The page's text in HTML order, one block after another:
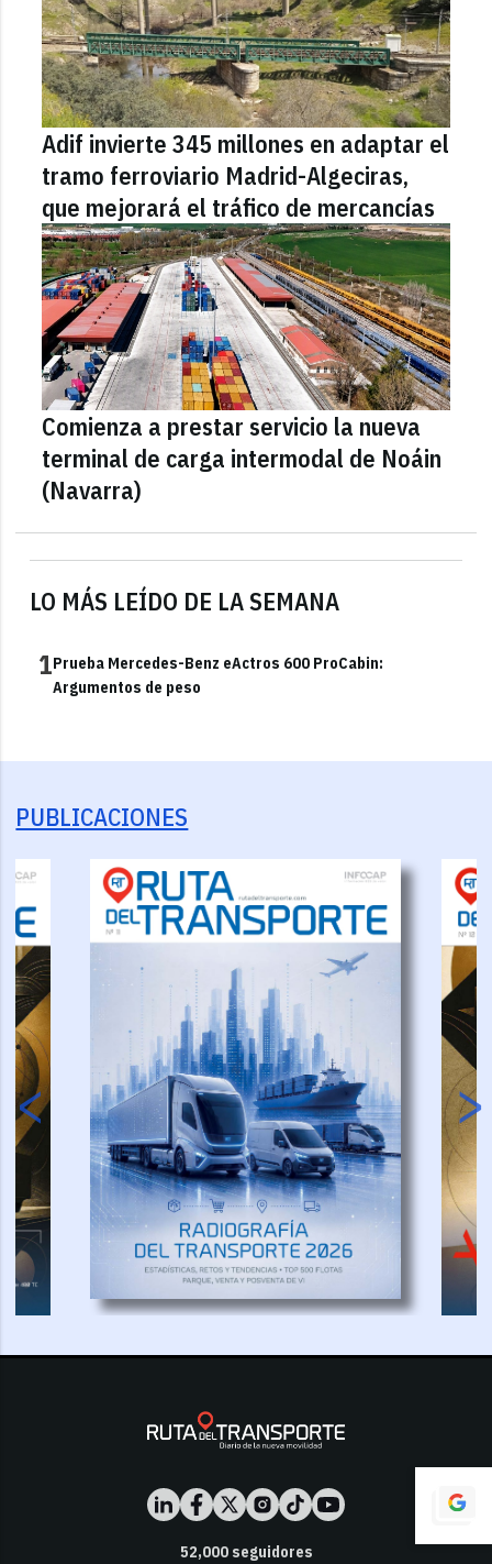
LO MÁS LEÍDO DE LA SEMANA
1Prueba Mercedes-Benz eActros 600 ProCabin:
Argumentos de peso
Adif invierte 345 millones en adaptar el
tramo ferroviario Madrid-Algeciras,
que mejorará el tráfico de mercancías
Comienza a prestar servicio la nueva
terminal de carga intermodal de Noáin
(Navarra)
PUBLICACIONES
52,000seguidores